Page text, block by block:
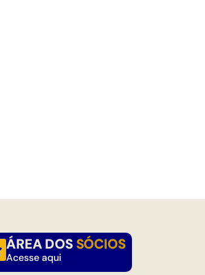
ÁREA DOS SÓCIOS
Acesse aqui